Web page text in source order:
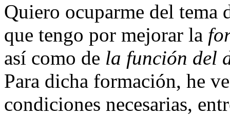
Quiero ocuparme del
que tengo por mejorar la
así como de la función del
Para dicha formación, he
condiciones necesarias,